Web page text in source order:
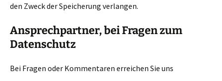
den Zweck der Speicherung verlangen.
Ansprechpartner, bei Fragen zum
Datenschutz
Bei Fragen oder Kommentaren erreichen Sie uns